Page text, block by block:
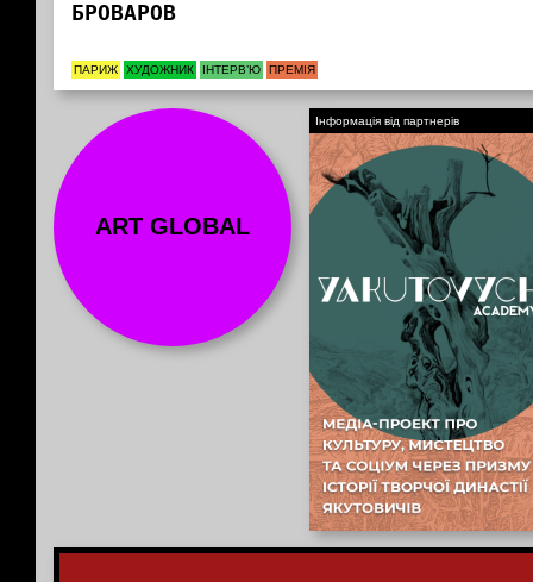
БРОВАРОВ
ПАРИЖ ХУДОЖНИК ІНТЕРВ’Ю ПРЕМІЯ
ART GLOBAL
Інформація від партнерів